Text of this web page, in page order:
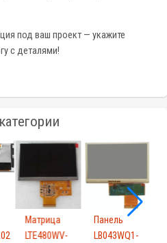
под ваш проект — укажите
с деталями!
Матрица
LTE480WV-
Панель
LB043WQ1-